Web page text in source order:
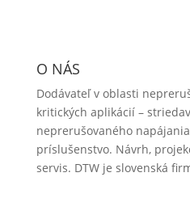
O NÁS
Dodávateľ v oblasti
kritických aplikácií –
neprerušovaného
príslušenstvo. Návrh,
servis. DTW je slovenská